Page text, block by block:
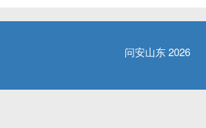
问安山东 2026